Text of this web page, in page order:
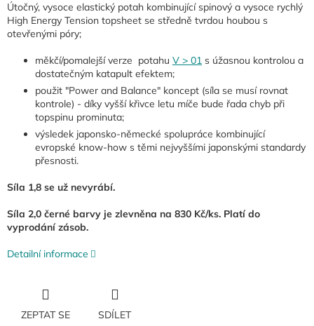
Útočný, vysoce elastický potah kombinující spinový a vysoce rychlý
High Energy Tension topsheet se středně tvrdou houbou s
otevřenými póry;
měkčí/pomalejší verze potahu V > 01 s úžasnou kontrolou a
dostatečným katapult efektem;
použit "Power and Balance" koncept (síla se musí rovnat
kontrole) - díky vyšší křivce letu míče bude řada chyb při
topspinu prominuta;
výsledek japonsko-německé spolupráce kombinující
evropské know-how s těmi nejvyššími japonskými standardy
přesnosti.
Síla 1,8 se už nevyrábí.
Síla 2,0 černé barvy je zlevněna na 830 Kč/ks. Platí do
vyprodání zásob.
Detailní informace
ZEPTAT SE SDÍLET